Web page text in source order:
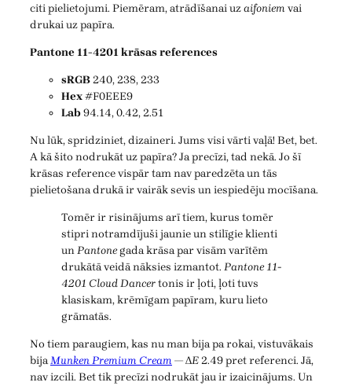
citi pielietojumi. Piemēram, atrādīšanai uzaifoniemvai
drukai uz papīra.
Pantone 11-4201 krāsas references
sRGB240, 238, 233
Hex#F0EEE9
Lab94.14, 0.42, 2.51
Nu lūk, spridziniet, dizaineri. Jums visi vārti vaļā! Bet, bet.
A kā šito nodrukāt uz papīra? Ja precīzi, tad nekā. Jo šī
krāsas reference vispār tam nav paredzēta un tās
pielietošana drukā ir vairāk sevis un iespiedēju mocīšana.
Tomēr ir risinājums arī tiem, kurus tomēr
stipri notramdījuši jaunie un stilīgie klienti
unPantonegada krāsa par visām varītēm
drukātā veidā nāksies izmantot. Pantone 11-
4201 Cloud Dancertonis ir ļoti, ļoti tuvs
klasiskam, krēmīgam papīram, kuru lieto
grāmatās.
No tiem paraugiem, kas nu man bija pa rokai, vistuvākais
bijaMunken Premium Cream— ΔE2.49 pret referenci. Jā,
nav izcili. Bet tik precīzi nodrukāt jau ir izaicinājums. Un